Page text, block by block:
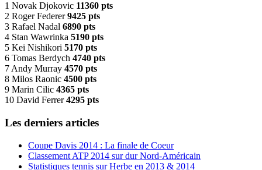
1 Novak Djokovic 11360 pts
2 Roger Federer9425 pts
3 Rafael Nadal 6890 pts
4 Stan Wawrinka 5190 pts
5 Kei Nishikori 5170 pts
6 Tomas Berdych 4740 pts
7 Andy Murray 4570 pts
8 Milos Raonic 4500 pts
9 Marin Cilic 4365 pts
10 David Ferrer4295 pts
Les derniers articles
Coupe Davis 2014 : La finale de Coeur
Classement ATP 2014 sur dur Nord-Américain
Statistiques tennis sur Herbe en 2013 & 2014